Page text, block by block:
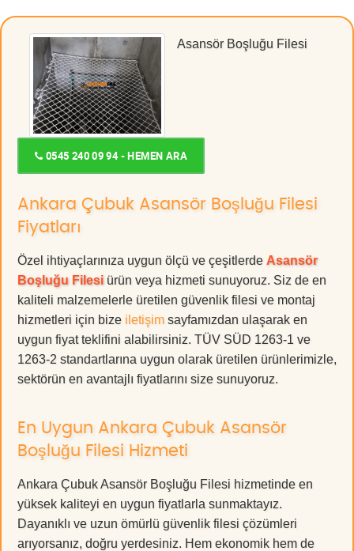
Asansör Boşluğu Filesi
0545 240 09 94 - HEMEN ARA
Ankara Çubuk Asansör Boşluğu Filesi
Fiyatları
Özel ihtiyaçlarınıza uygun ölçü ve çeşitlerde Asansör
Boşluğu Filesi ürün veya hizmeti sunuyoruz. Siz de en
kaliteli malzemelerle üretilen güvenlik filesi ve montaj
hizmetleri için bize iletişim sayfamızdan ulaşarak en
uygun fiyat teklifini alabilirsiniz. TÜV SÜD 1263-1 ve
1263-2 standartlarına uygun olarak üretilen ürünlerimizle,
sektörün en avantajlı fiyatlarını size sunuyoruz.
En Uygun Ankara Çubuk Asansör
Boşluğu Filesi Hizmeti
Ankara Çubuk Asansör Boşluğu Filesi hizmetinde en
yüksek kaliteyi en uygun fiyatlarla sunmaktayız.
Dayanıklı ve uzun ömürlü güvenlik filesi çözümleri
arıyorsanız, doğru yerdesiniz. Hem ekonomik hem de